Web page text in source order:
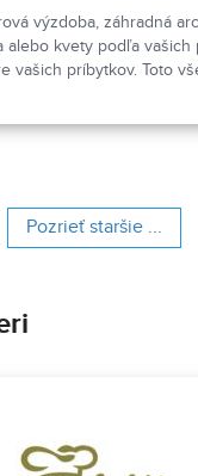
výzdoba, záhradná
alebo kvety podľa vašich
vašich príbytkov. Toto
Pozrieť staršie ...